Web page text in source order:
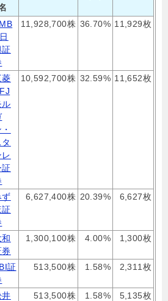
証
11,928,700株 36.70% 11,929枚
菱
ル
タ
レ
証
10,592,700株 32.59% 11,652枚
ず
証
6,627,400株 20.39% 6,627枚
和
1,300,100株 4.00% 1,300枚
証
513,500株 1.58% 2,311枚
井
513,500株 1.58% 5,135枚